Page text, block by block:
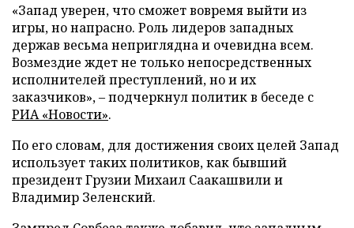
«Запад уверен, что сможет вовремя выйти из
игры, но напрасно. Роль лидеров западных
держав весьма неприглядна и очевидна всем.
Возмездие ждет не только непосредственных
исполнителей преступлений, но и их
заказчиков», – подчеркнул политик в беседе с
РИА «Новости».
По его словам, для достижения своих целей Запад
использует таких политиков, как бывший
президент Грузии Михаил Саакашвили и
Владимир Зеленский.